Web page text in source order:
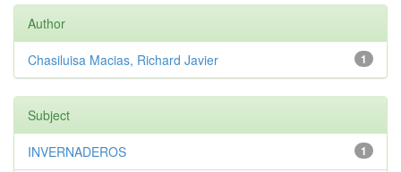
Author
1
Chasiluisa Macias, Richard Javier
Subject
1
INVERNADEROS